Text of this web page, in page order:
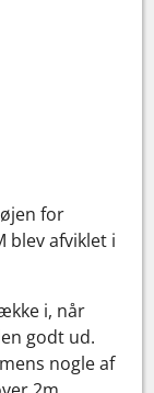
for
blev afviklet i
i, når
godt ud.
nogle af